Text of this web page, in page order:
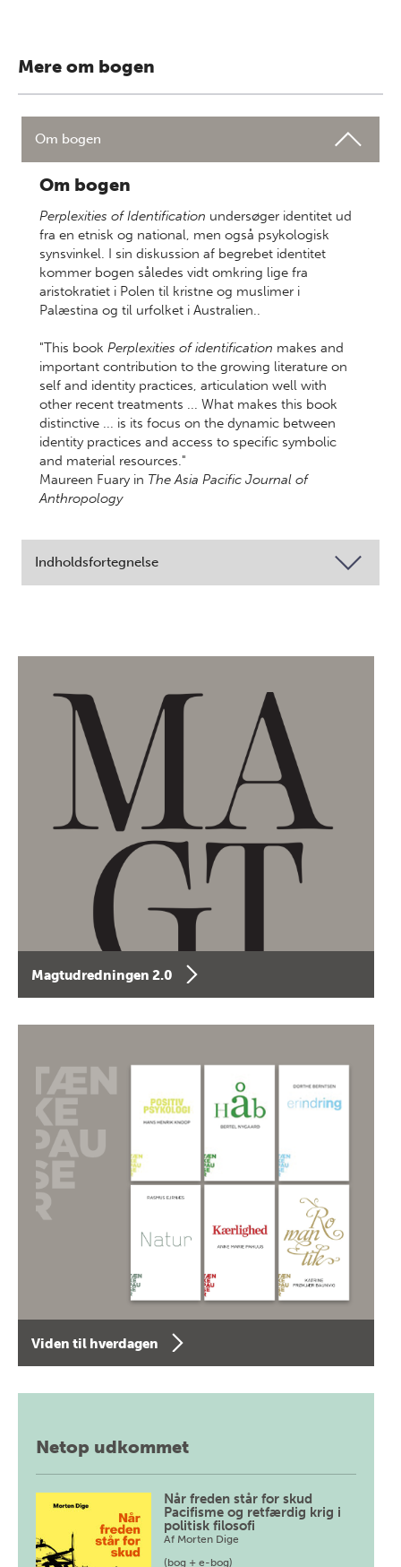
Mere om bogen
Om bogen
Om bogen
Perplexities of Identification undersøger identitet ud
fra en etnisk og national, men også psykologisk
synsvinkel. I sin diskussion af begrebet identitet
kommer bogen således vidt omkring lige fra
aristokratiet i Polen til kristne og muslimer i
Palæstina og til urfolket i Australien..
"This book Perplexities of identification makes and
important contribution to the growing literature on
self and identity practices, articulation well with
other recent treatments ... What makes this book
distinctive ... is its focus on the dynamic between
identity practices and access to specific symbolic
and material resources."
Maureen Fuary in The Asia Pacific Journal of
Anthropology
Indholdsfortegnelse
Magtudredningen 2.0
Viden til hverdagen
Netop udkommet
Når freden står for skud
Pacifisme og retfærdig krig i
politisk filosofi
Af Morten Dige
(bog + e-bog)